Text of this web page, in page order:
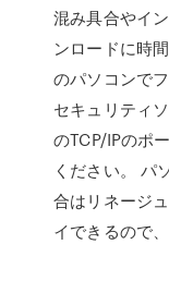
混み具合やイ
ンロードに時
のパソコンで
セキュリティ
のTCP/IPのポ
ください。 パ
合はリネージ
イできるので